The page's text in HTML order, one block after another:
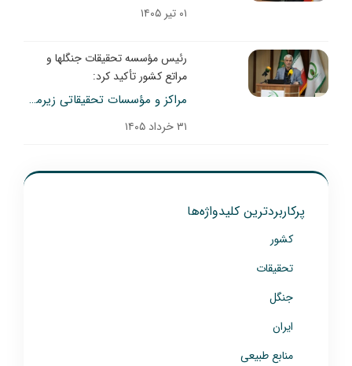
۰۱ تیر ۱۴۰۵
رئیس مؤسسه تحقیقات جنگلها و
مراتع کشور تأکید کرد:
مراکز و مؤسسات تحقیقاتی زیرمجموعه سازمان تات، می‌توانند در حل بحران‌های ناشی از پدیده بیابان‌زایی، راهگشا باشند
۳۱ خرداد ۱۴۰۵
پرکاربردترین کلیدواژه‌ها
کشور
تحقیقات
جنگل
ایران
منابع طبیعی